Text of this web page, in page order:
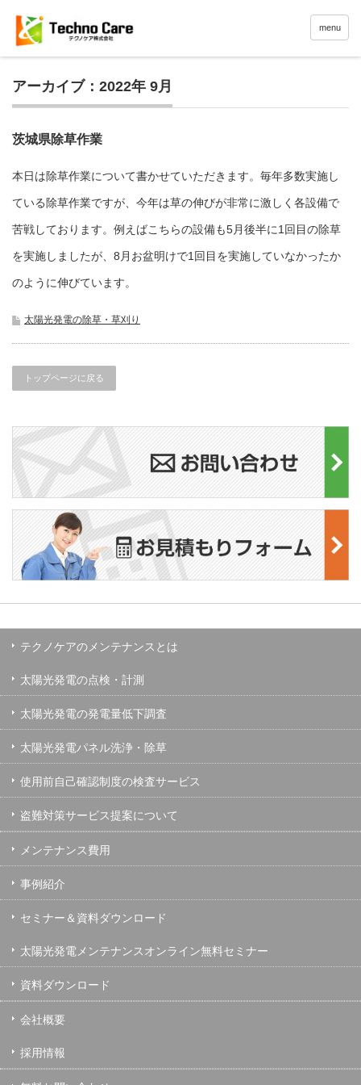
menu
アーカイブ：2022年 9月
茨城県除草作業
本日は除草作業について書かせていただきます。毎年多数実施し
ている除草作業ですが、今年は草の伸びが非常に激しく各設備で
苦戦しております。例えばこちらの設備も5月後半に1回目の除草
を実施しましたが、8月お盆明けで1回目を実施していなかったか
のように伸びています。
太陽光発電の除草・草刈り
トップページに戻る
テクノケアのメンテナンスとは
太陽光発電の点検・計測
太陽光発電の発電量低下調査
太陽光発電パネル洗浄・除草
使用前自己確認制度の検査サービス
盗難対策サービス提案について
メンテナンス費用
事例紹介
セミナー＆資料ダウンロード
太陽光発電メンテナンスオンライン無料セミナー
資料ダウンロード
会社概要
採用情報